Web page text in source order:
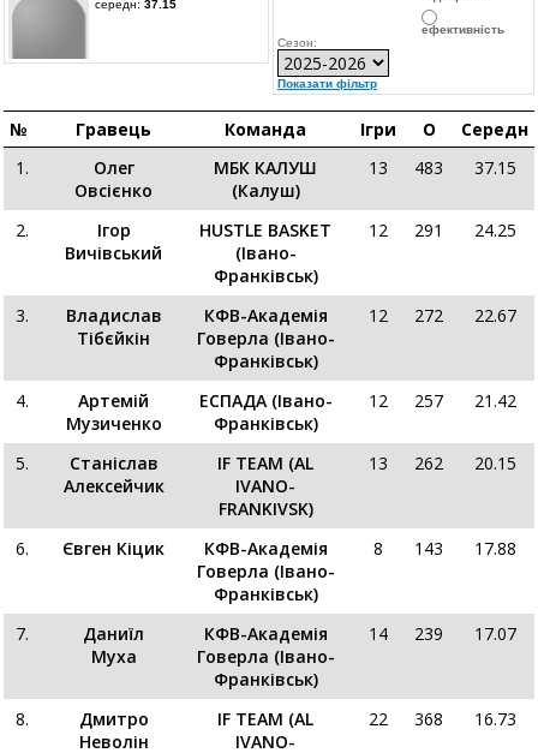
середн: 37.15
ефективність
Сезон:
Показати фільтр
№ Гравець Команда Ігри О
Середн
1.
Олег
Овсієнко
МБК КАЛУШ
(Калуш)
13 483 37.15
2.
Ігор
Вичівський
HUSTLE BASKET
(Івано-
Франківськ)
12 291 24.25
3.
Владислав
Тібєйкін
КФВ-Академія
Говерла (Івано-
Франківськ)
12 272 22.67
4.
Артемій
Музиченко
ЕСПАДА (Івано-
Франківськ)
12 257 21.42
5.
Станіслав
Алексейчик
IF TEAM (AL
IVANO-
FRANKIVSK)
13 262 20.15
6. Євген Кіцик
КФВ-Академія
Говерла (Івано-
Франківськ)
8 143 17.88
7.
Даниїл
Муха
КФВ-Академія
Говерла (Івано-
Франківськ)
14 239 17.07
8.
Дмитро
Неволін
IF TEAM (AL
IVANO-
22 368 16.73